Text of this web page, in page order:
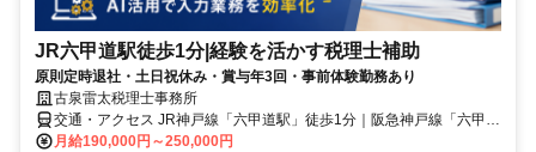
JR六甲道駅徒歩1分|経験を活かす税理士補助
原則定時退社・土日祝休み・賞与年3回・事前体験勤務あり
古泉雷太税理士事務所
交通・アクセス JR神戸線「六甲道駅」徒歩1分｜阪急神戸線「六甲
駅」徒歩8分｜阪神神戸線「新在家駅」徒歩9分
月給190,000円～250,000円